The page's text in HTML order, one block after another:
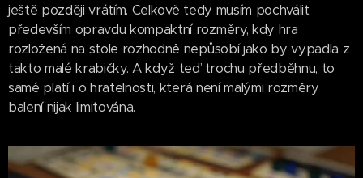
ještě později vrátím. Celkově tedy musím pochválit
především opravdu kompaktní rozměry, kdy hra
rozložená na stole rozhodně nepůsobí jako by vypadla z
takto malé krabičky. A když teď trochu předběhnu, to
samé platí i o hratelnosti, která není malými rozměry
balení nijak limitována.